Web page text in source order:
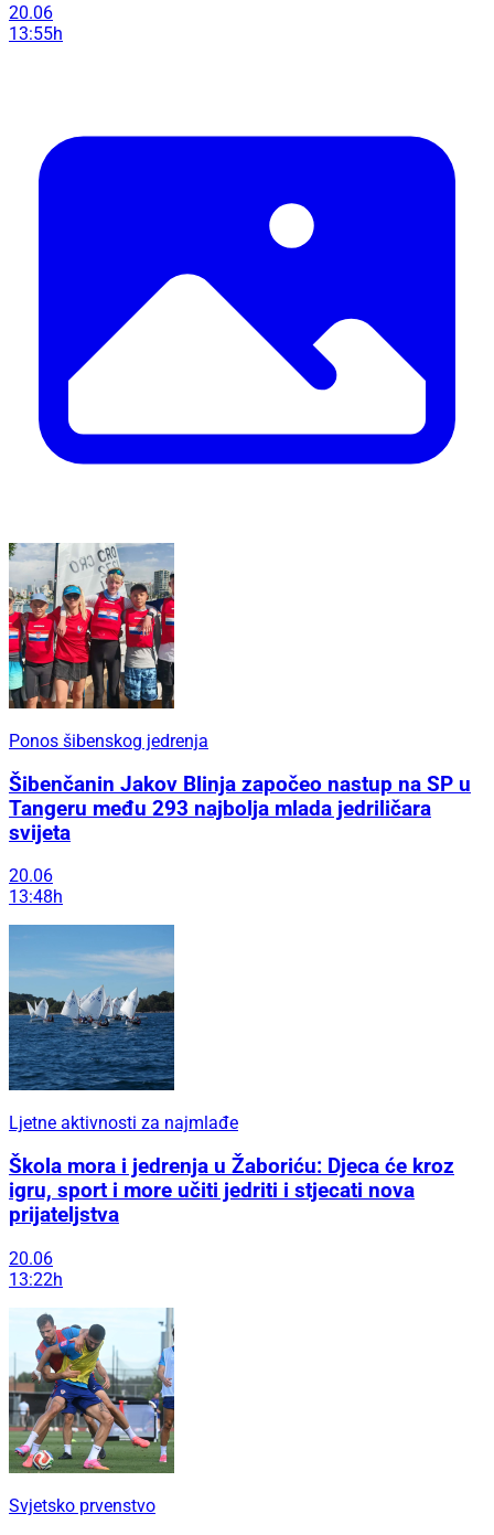
20.06
13:55h
Ponos šibenskog jedrenja
Šibenčanin Jakov Blinja započeo nastup na SP u
Tangeru među 293 najbolja mlada jedriličara
svijeta
20.06
13:48h
Ljetne aktivnosti za najmlađe
Škola mora i jedrenja u Žaboriću: Djeca će kroz
igru, sport i more učiti jedriti i stjecati nova
prijateljstva
20.06
13:22h
Svjetsko prvenstvo